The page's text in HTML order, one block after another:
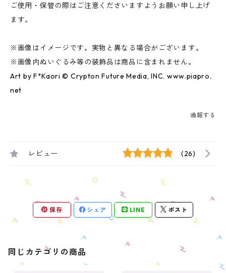
ご使用・保管の際はご注意くださいますようお願い申し上げ
ます。
※画像はイメージです。実物と異なる場合がございます。
※画像内ぬいぐるみ等の装飾品は商品に含まれません。
Art by F*Kaori © Crypton Future Media, INC. www.piapro.
net
通報する
レビュー (26)
保存 シェア LINE ポスト
同じカテゴリの商品